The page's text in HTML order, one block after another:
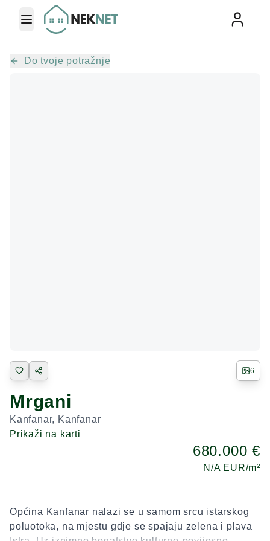
Toggle Menu
Do tvoje potražnje
6
Mrgani
Kanfanar, Kanfanar
Prikaži na karti
680.000 €
N/A EUR/m²
Općina Kanfanar nalazi se u samom srcu istarskog
poluotoka, na mjestu gdje se spajaju zelena i plava